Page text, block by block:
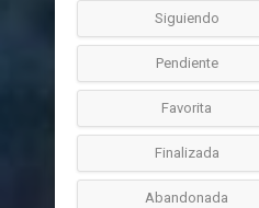
Siguiendo
Pendiente
Favorita
Finalizada
Abandonada